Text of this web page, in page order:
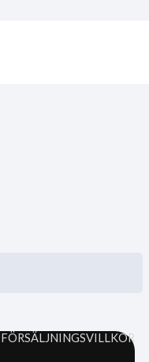
FÖRSÄLJNINGSVILLKOR